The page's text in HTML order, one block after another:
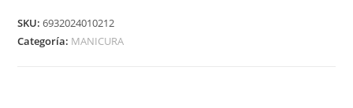
SKU:6932024010212
Categoría: MANICURA